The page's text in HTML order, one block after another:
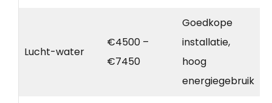
Lucht-water
€4500 –
€7450
Goedkope
installatie,
hoog
energiegebruik